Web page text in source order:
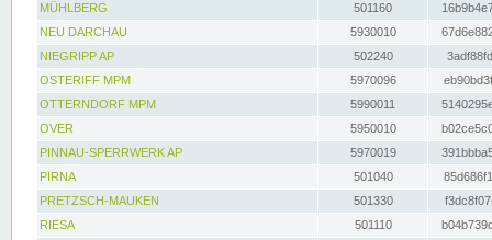
MÜHLBERG
501160
NEU DARCHAU
5930010
NIEGRIPP AP
502240
OSTERIFF MPM
5970096
OTTERNDORF MPM
5990011
OVER
5950010
PINNAU-SPERRWERK AP
5970019
PIRNA
501040
PRETZSCH-MAUKEN
501330
RIESA
501110